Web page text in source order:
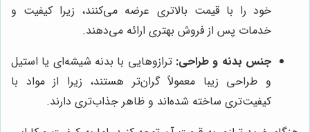
خود را با قیمت بالاتری عرضه می‌کنند، زیرا کیفیت و
خدمات پس از فروش بهتری ارائه می‌دهند.
جنس بدنه و طراحی: ترازوهایی با بدنه شیشه‌ای یا استیل
و طراحی زیبا معمولاً گران‌تر هستند، زیرا از مواد با
کیفیت‌تری ساخته شده‌اند و ظاهر جذاب‌تری دارند.